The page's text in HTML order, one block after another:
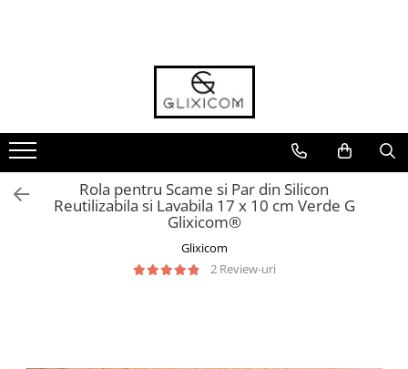
Casa Gradina & Bricolaj
Ustensile Bucatarie
Accesorii & Organizare Bucatarie
Accesorii & Organizare Baie
Organizare si Depozitare Casa
Rola pentru Scame si Par din Silicon
Reutilizabila si Lavabila 17 x 10 cm Verde G
Glixicom®
Glixicom
2 Review-uri